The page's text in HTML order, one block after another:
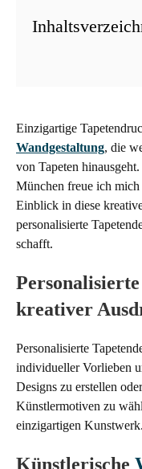
Einzigartige
Wandgestaltung, die
von Tapeten
München freue ich
Einblick in diese
personalisierte
schafft.
Personalisierte
kreativer
Personalisierte
individueller Vorlieben
Designs zu erstellen
Künstlermotiven zu
einzigartigen Kunstwerk.
Künstlerische